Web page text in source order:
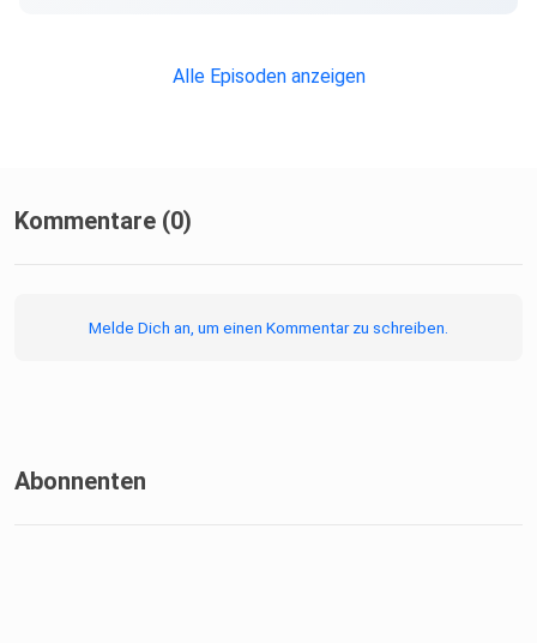
Alle Episoden anzeigen
Kommentare (0)
Melde Dich an, um einen Kommentar zu schreiben.
Abonnenten